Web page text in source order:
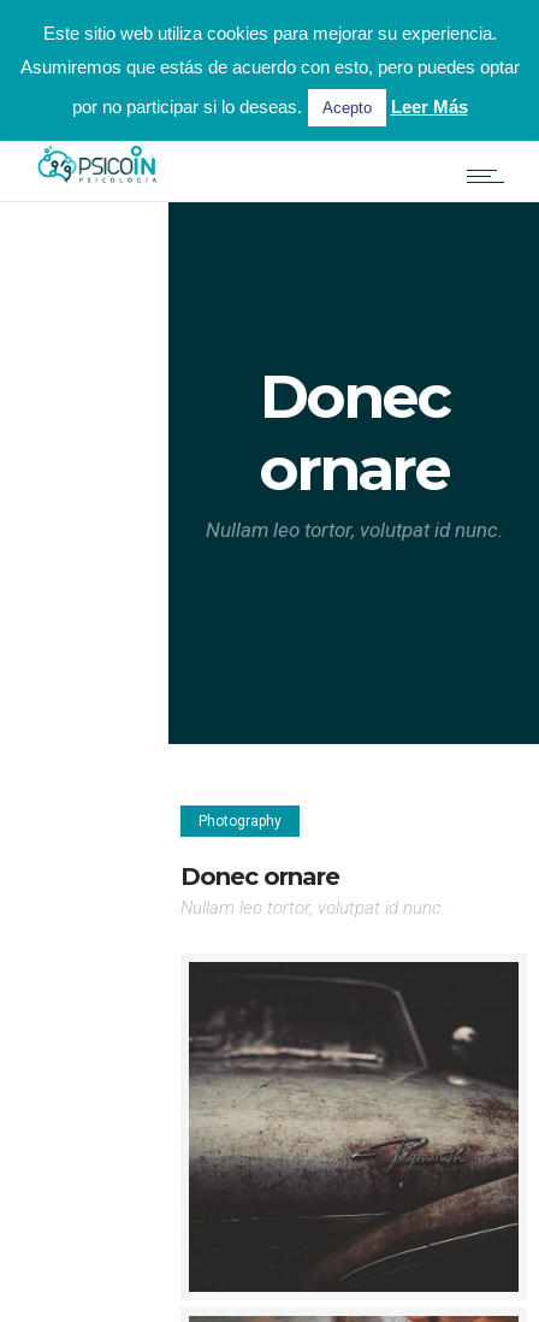
hola@psicoinpsicologia.es 924 31 31 02 / 622 002 972
Solicitar Cita Online
Donec
ornare
Nullam leo tortor, volutpat id nunc.
Photography
Donec ornare
Nullam leo tortor, volutpat id nunc.
Este sitio web utiliza cookies para mejorar su experiencia.
Asumiremos que estás de acuerdo con esto, pero puedes optar
por no participar si lo deseas.
Acepto Leer Más